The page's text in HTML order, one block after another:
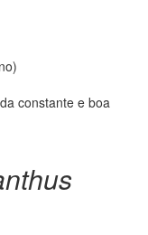
constante e boa